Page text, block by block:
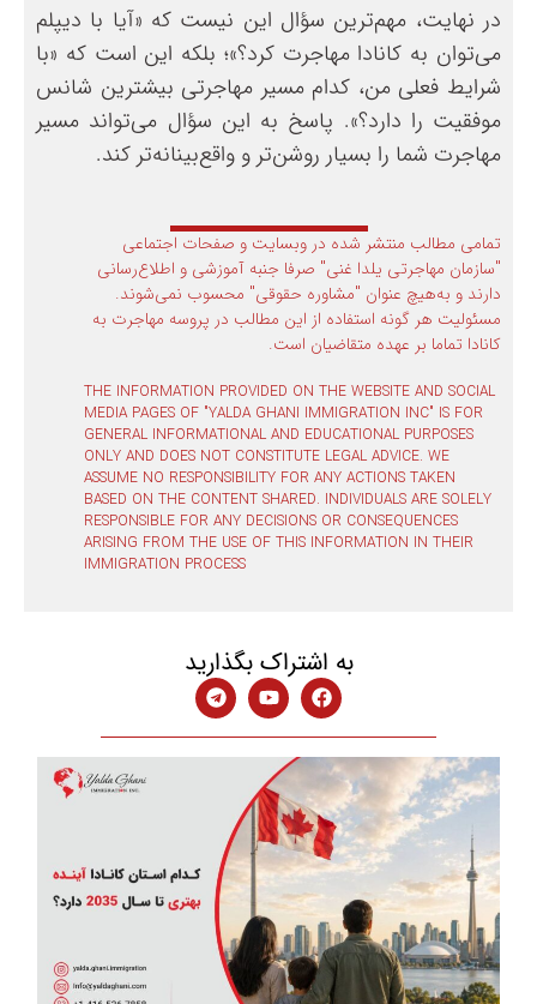
در نهایت، مهم‌ترین سؤال این نیست که «آیا با دیپلم
می‌توان به کانادا مهاجرت کرد؟»؛ بلکه این است که «با
شرایط فعلی من، کدام مسیر مهاجرتی بیشترین شانس
موفقیت را دارد؟». پاسخ به این سؤال می‌تواند مسیر
مهاجرت شما را بسیار روشن‌تر و واقع‌بینانه‌تر کند.
تمامی مطالب منتشر شده در وبسایت و صفحات اجتماعی
"سازمان مهاجرتی یلدا غنی" صرفا جنبه آموزشی و اطلاع‌رسانی
دارند و به‌هیچ عنوان "مشاوره حقوقی" محسوب نمی‌شوند.
مسئولیت هر گونه استفاده از این مطالب در پروسه مهاجرت به
کانادا تماما بر عهده متقاضیان است.
THE INFORMATION PROVIDED ON THE WEBSITE AND SOCIAL
MEDIA PAGES OF "YALDA GHANI IMMIGRATION INC" IS FOR
GENERAL INFORMATIONAL AND EDUCATIONAL PURPOSES
ONLY AND DOES NOT CONSTITUTE LEGAL ADVICE. WE
ASSUME NO RESPONSIBILITY FOR ANY ACTIONS TAKEN
BASED ON THE CONTENT SHARED. INDIVIDUALS ARE SOLELY
RESPONSIBLE FOR ANY DECISIONS OR CONSEQUENCES
ARISING FROM THE USE OF THIS INFORMATION IN THEIR
IMMIGRATION PROCESS
به اشتراک بگذارید